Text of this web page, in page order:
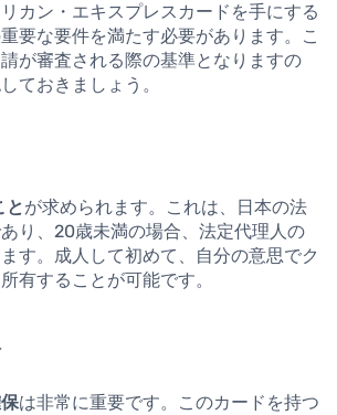
カン・エキスプレスカードを手にする
要な要件を満たす必要があります。こ
が審査される際の基準となりますの
ておきましょう。
とが求められます。これは、日本の法
り、20歳未満の場合、法定代理人の
す。成人して初めて、自分の意思でク
有することが可能です。
は非常に重要です。このカードを持つ